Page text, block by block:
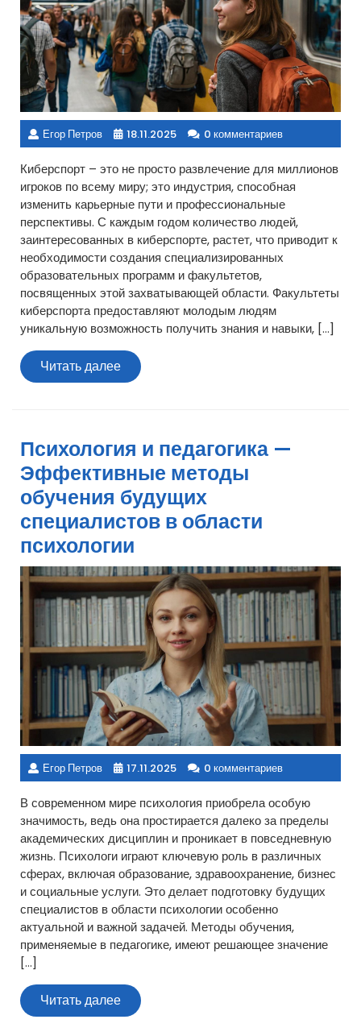
Егор Петров 18.11.2025 0 комментариев
Киберспорт – это не просто развлечение для миллионов
игроков по всему миру; это индустрия, способная
изменить карьерные пути и профессиональные
перспективы. С каждым годом количество людей,
заинтересованных в киберспорте, растет, что приводит к
необходимости создания специализированных
образовательных программ и факультетов,
посвященных этой захватывающей области. Факультеты
киберспорта предоставляют молодым людям
уникальную возможность получить знания и навыки, […]
Читать далееЧитать
далее
Психология и педагогика —
Эффективные методы
обучения будущих
специалистов в области
психологии
Егор Петров 17.11.2025 0 комментариев
В современном мире психология приобрела особую
значимость, ведь она простирается далеко за пределы
академических дисциплин и проникает в повседневную
жизнь. Психологи играют ключевую роль в различных
сферах, включая образование, здравоохранение, бизнес
и социальные услуги. Это делает подготовку будущих
специалистов в области психологии особенно
актуальной и важной задачей. Методы обучения,
применяемые в педагогике, имеют решающее значение
[…]
Читать далееЧитать
далее